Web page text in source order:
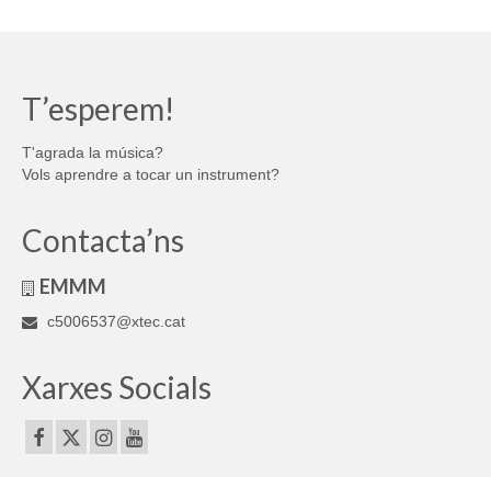
T’esperem!
T'agrada la música?
Vols aprendre a tocar un instrument?
Contacta’ns
EMMM
c5006537@xtec.cat
Xarxes Socials